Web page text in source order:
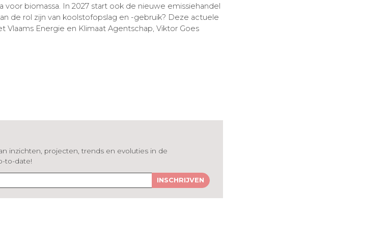
biomassa. In 2027 start ook de nieuwe emissiehandel
de rol zijn van koolstofopslag en -gebruik? Deze actuele
Energie en Klimaat Agentschap, Viktor Goes
inzichten, projecten, trends en evoluties in de
to-date!
INSCHRIJVEN